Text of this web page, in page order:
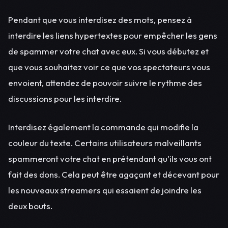
Pendant que vous interdisez des mots, pensez à
interdire les liens hypertextes pour empêcher les gens
de spammer votre chat avec eux. Si vous débutez et
que vous souhaitez voir ce que vos spectateurs vous
envoient, attendez de pouvoir suivre le rythme des
discussions pour les interdire.
Interdisez également la commande qui modifie la
couleur du texte. Certains utilisateurs malveillants
spammeront votre chat en prétendant qu’ils vous ont
fait des dons. Cela peut être agaçant et décevant pour
les nouveaux streamers qui essaient de joindre les
deux bouts.